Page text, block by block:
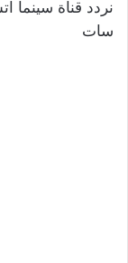
سات